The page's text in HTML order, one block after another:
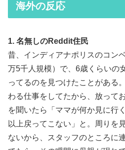
海外の反応
1. 名無しのReddit住民
昔、インディアナポリスのコン
万5千人規模）で、6歳くらいの
ってるのを見つけたことがある
わる仕事をしてたから、放って
を聞いたら「ママが何か見に行
以上戻ってこない」と。周りを
ないから、スタッフのところに